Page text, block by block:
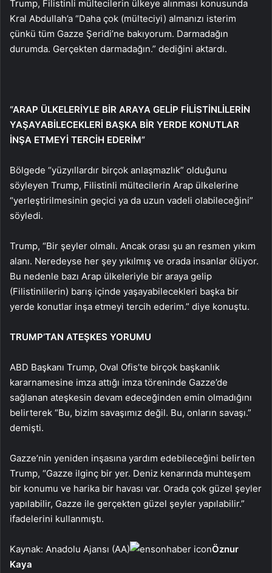
Trump, Filistinli mültecilerin ülkeye alınması konusunda
Kral Abdullah’a “Daha çok (mülteciyi) almanızı isterim
çünkü tüm Gazze Şeridi’ne bakıyorum. Darmadağın
durumda. Gerçekten darmadağın.” dediğini aktardı.
“ARAP ÜLKELERİYLE BİR ARAYA GELİP FİLİSTİNLİLERİN
YAŞAYABİLECEKLERİ BAŞKA BİR YERDE KONUTLAR
İNŞA ETMEYİ TERCİH EDERİM”
Bölgede “yüzyıllardır birçok anlaşmazlık” olduğunu
söyleyen Trump, Filistinli mültecilerin Arap ülkelerine
“yerleştirilmesinin geçici ya da uzun vadeli olabileceğini”
söyledi.
Trump, “Bir şeyler olmalı. Ancak orası şu an resmen yıkım
alanı. Neredeyse her şey yıkılmış ve orada insanlar ölüyor.
Bu nedenle bazı Arap ülkeleriyle bir araya gelip
(Filistinlilerin) barış içinde yaşayabilecekleri başka bir
yerde konutlar inşa etmeyi tercih ederim.” diye konuştu.
TRUMP’TAN ATEŞKES YORUMU
ABD Başkanı Trump, Oval Ofis’te birçok başkanlık
kararnamesine imza attığı imza töreninde Gazze’de
sağlanan ateşkesin devam edeceğinden emin olmadığını
belirterek “Bu, bizim savaşımız değil. Bu, onların savaşı.”
demişti.
Gazze’nin yeniden inşasına yardım edebileceğini belirten
Trump, “Gazze ilginç bir yer. Deniz kenarında muhteşem
bir konumu ve harika bir havası var. Orada çok güzel şeyler
yapılabilir, Gazze ile gerçekten güzel şeyler yapılabilir.”
ifadelerini kullanmıştı.
Kaynak: Anadolu Ajansı (AA)
Öznur
Kaya